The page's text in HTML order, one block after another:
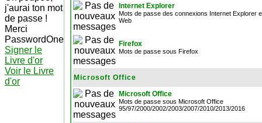
j'aurai ton mot
de passe !
Merci
PasswordOne
Signer le
Livre d'or
Voir le Livre
d'or
Internet Explorer
Mots de passe des connexions Internet Explorer
Web
Firefox
Mots de passe sous Firefox
Microsoft Office
Microsoft Office
Mots de passe sous Microsoft Office
95/97/2000/2002/2003/2007/2010/2013/2016